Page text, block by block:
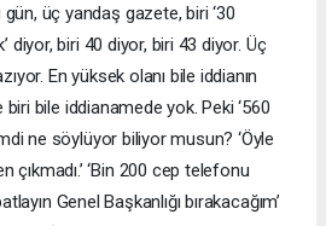
üç yandaş gazete, biri ‘30
diyor, biri 40 diyor, biri 43 diyor. Üç
En yüksek olanı bile iddianın
biri bile iddianamede yok. Peki ‘560
ne söylüyor biliyor musun? ‘Öyle
‘Bin 200 cep telefonu
Genel Başkanlığı bırakacağım’